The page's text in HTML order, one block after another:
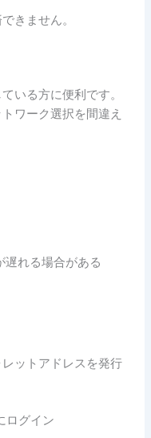
きません。
いる方に便利です。
ワーク選択を間違え
遅れる場合がある
ットアドレスを発行
ログイン